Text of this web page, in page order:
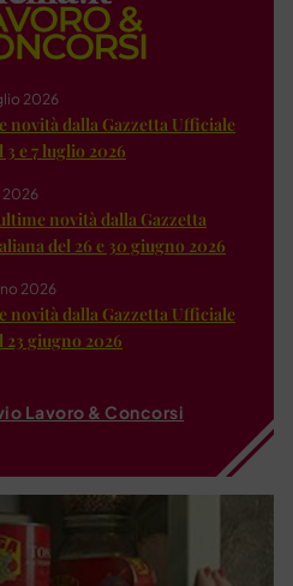
2026
novità dalla Gazzetta Ufficiale
e 7 luglio 2026
2026
novità dalla Gazzetta
del 26 e 30 giugno 2026
2026
novità dalla Gazzetta Ufficiale
giugno 2026
Lavoro & Concorsi